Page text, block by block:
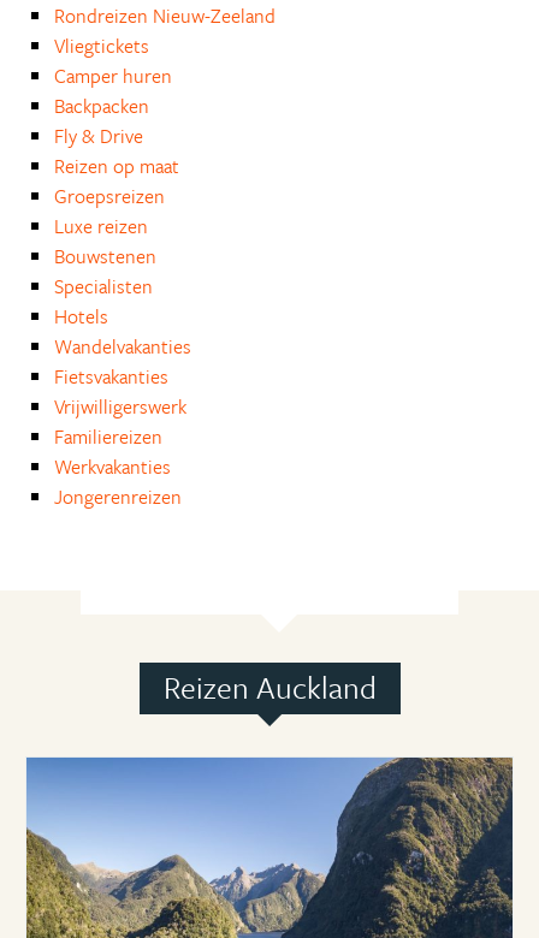
Rondreizen Nieuw-Zeeland
Vliegtickets
Camper huren
Backpacken
Fly & Drive
Reizen op maat
Groepsreizen
Luxe reizen
Bouwstenen
Specialisten
Hotels
Wandelvakanties
Fietsvakanties
Vrijwilligerswerk
Familiereizen
Werkvakanties
Jongerenreizen
Reizen Auckland